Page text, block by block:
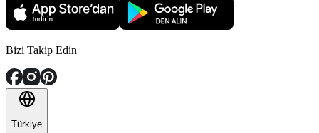
Bizi Takip Edin
Türkiye